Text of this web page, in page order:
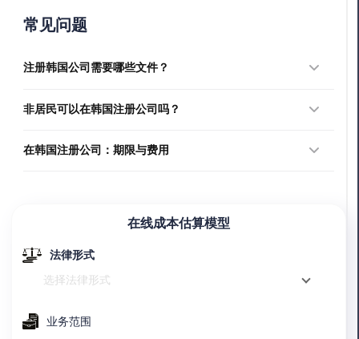
常见问题
注册韩国公司需要哪些文件？
注册地址证明；
资本信息；
董事及创始人信息。
非居民可以在韩国注册公司吗？
在韩国注册公司：期限与费用
在线成本估算模型
法律形式
选择法律形式
业务范围